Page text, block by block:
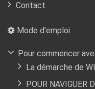
Contact
Mode d'emploi
Pour commencer
La démarche de
POUR NAVIGUER